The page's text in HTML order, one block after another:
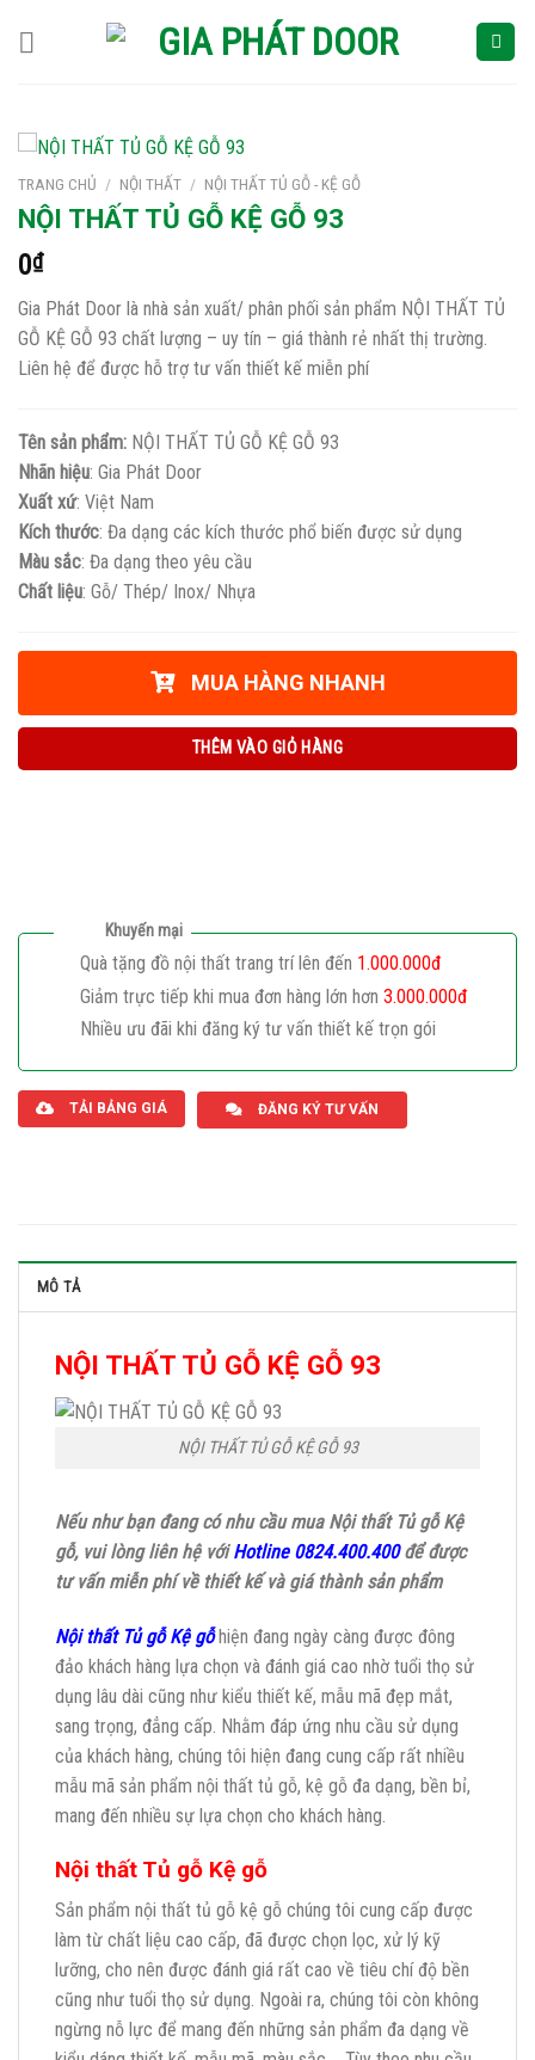
TRANG CHỦ / NỘI THẤT / NỘI THẤT TỦ GỖ - KỆ GỖ
NỘI THẤT TỦ GỖ KỆ GỖ 93
0₫
Gia Phát Door là nhà sản xuất/ phân phối sản phẩm NỘI THẤT TỦ
GỖ KỆ GỖ 93 chất lượng – uy tín – giá thành rẻ nhất thị trường.
Liên hệ để được hỗ trợ tư vấn thiết kế miễn phí
Tên sản phẩm: NỘI THẤT TỦ GỖ KỆ GỖ 93
Nhãn hiệu: Gia Phát Door
Xuất xứ: Việt Nam
Kích thước: Đa dạng các kích thước phổ biến được sử dụng
Màu sắc: Đa dạng theo yêu cầu
Chất liệu: Gỗ/ Thép/ Inox/ Nhựa
MUA HÀNG NHANH
THÊM VÀO GIỎ HÀNG
Khuyến mại
Quà tặng đồ nội thất trang trí lên đến 1.000.000đ
Giảm trực tiếp khi mua đơn hàng lớn hơn 3.000.000đ
Nhiều ưu đãi khi đăng ký tư vấn thiết kế trọn gói
TẢI BẢNG GIÁ ĐĂNG KÝ TƯ VẤN
MÔ TẢ
NỘI THẤT TỦ GỖ KỆ GỖ 93
NỘI THẤT TỦ GỖ KỆ GỖ 93
Nếu như bạn đang có nhu cầu mua Nội thất Tủ gỗ Kệ
gỗ, vui lòng liên hệ vớiHotline 0824.400.400để được
tư vấn miễn phí về thiết kế và giá thành sản phẩm
Nội thất Tủ gỗ Kệ gỗhiện đang ngày càng được đông
đảo khách hàng lựa chọn và đánh giá cao nhờ tuổi thọ sử
dụng lâu dài cũng như kiểu thiết kế, mẫu mã đẹp mắt,
sang trọng, đẳng cấp. Nhằm đáp ứng nhu cầu sử dụng
của khách hàng, chúng tôi hiện đang cung cấp rất nhiều
mẫu mã sản phẩm nội thất tủ gỗ, kệ gỗ đa dạng, bền bỉ,
mang đến nhiều sự lựa chọn cho khách hàng.
Nội thất Tủ gỗ Kệ gỗ
Sản phẩm nội thất tủ gỗ kệ gỗ chúng tôi cung cấp được
làm từ chất liệu cao cấp, đã được chọn lọc, xử lý kỹ
lưỡng, cho nên được đánh giá rất cao về tiêu chí độ bền
cũng như tuổi thọ sử dụng. Ngoài ra, chúng tôi còn không
ngừng nỗ lực để mang đến những sản phẩm đa dạng về